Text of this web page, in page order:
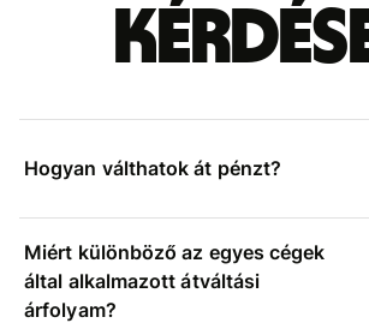
Hogyan válthatok át pénzt?
Miért különböző az egyes cégek
által alkalmazott átváltási
árfolyam?